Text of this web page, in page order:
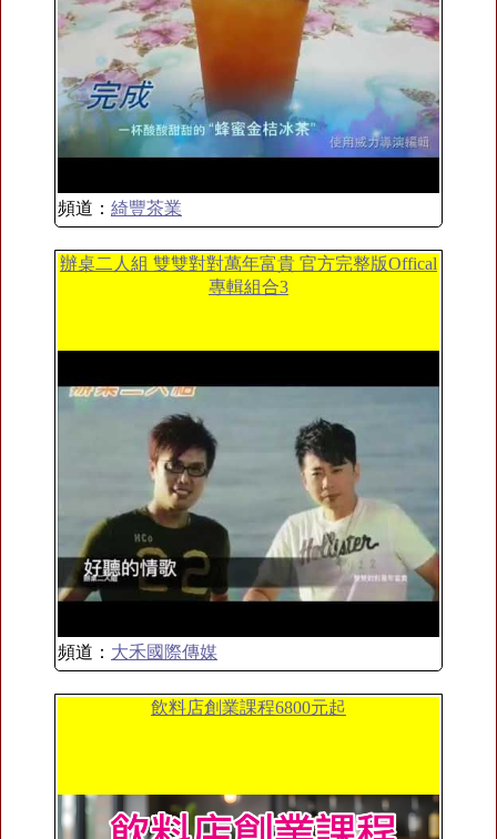
頻道： 綺豐茶業
辦桌二人組 雙雙對對萬年富貴 官方完整版Offical
專輯組合3
頻道： 大禾國際傳媒
飲料店創業課程6800元起